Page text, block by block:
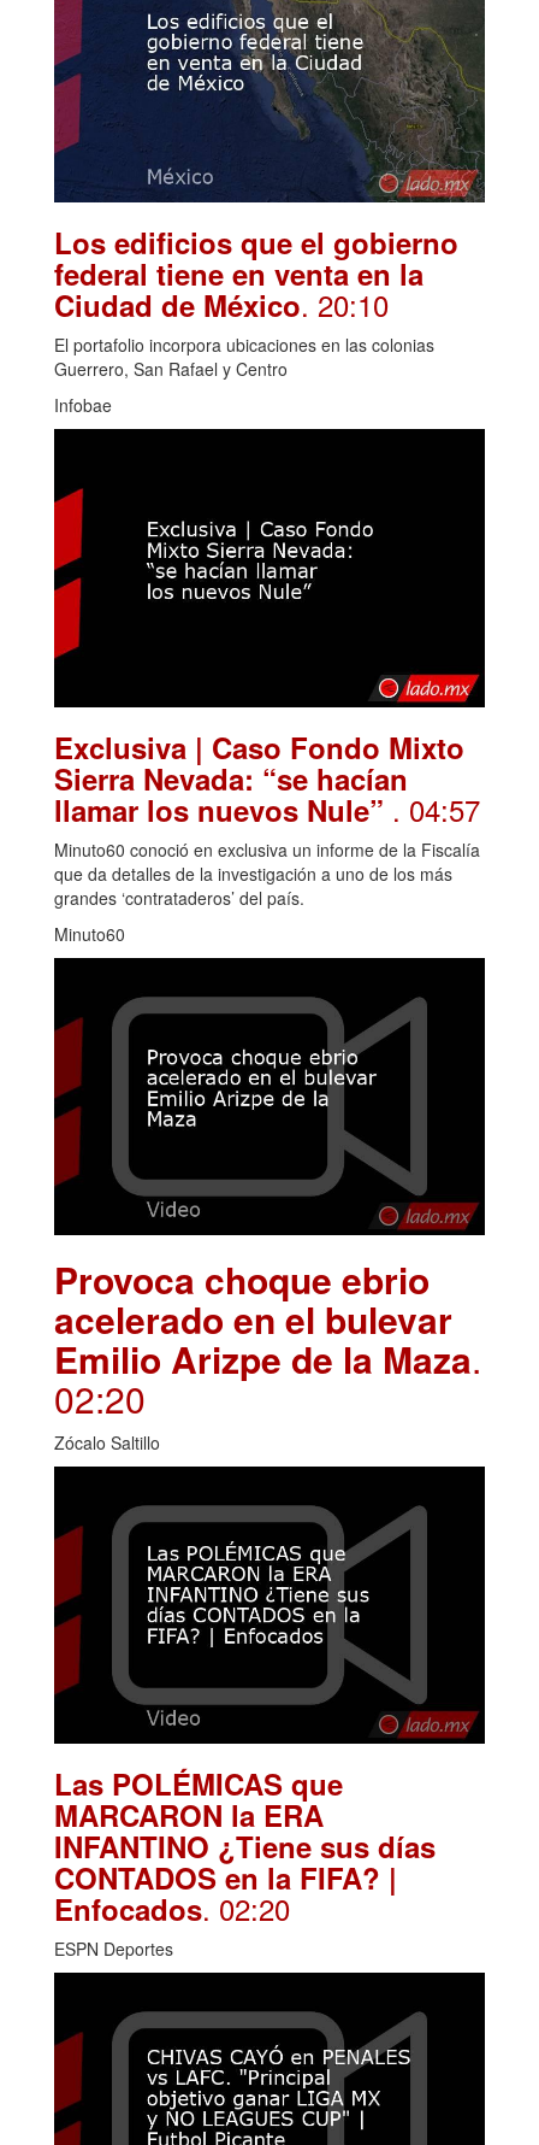
Los edificios que el gobierno
federal tiene en venta en la
Ciudad de México. 20:10
El portafolio incorpora ubicaciones en las colonias
Guerrero, San Rafael y Centro
Infobae
Exclusiva | Caso Fondo Mixto
Sierra Nevada: “se hacían
llamar los nuevos Nule” . 04:57
Minuto60 conoció en exclusiva un informe de la Fiscalía
que da detalles de la investigación a uno de los más
grandes ‘contrataderos’ del país.
Minuto60
Provoca choque ebrio
acelerado en el bulevar
Emilio Arizpe de la Maza.
02:20
Zócalo Saltillo
Las POLÉMICAS que
MARCARON la ERA
INFANTINO ¿Tiene sus días
CONTADOS en la FIFA? |
Enfocados. 02:20
ESPN Deportes